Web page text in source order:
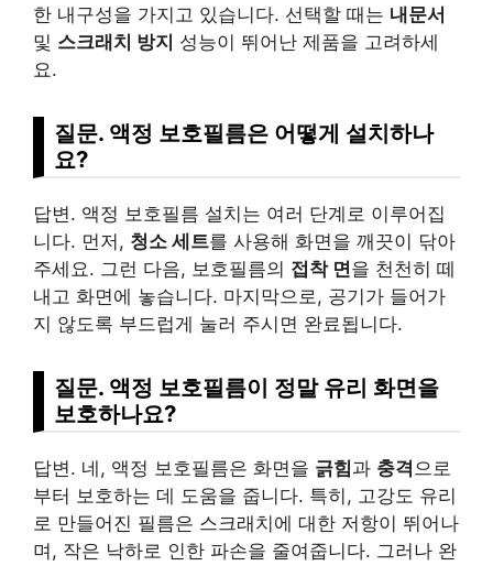
한 내구성을 가지고 있습니다. 선택할 때는 내문서
및 스크래치 방지 성능이 뛰어난 제품을 고려하세
요.
질문. 액정 보호필름은 어떻게 설치하나
요?
답변. 액정 보호필름 설치는 여러 단계로 이루어집
니다. 먼저, 청소 세트를 사용해 화면을 깨끗이 닦아
주세요. 그런 다음, 보호필름의 접착 면을 천천히 떼
내고 화면에 놓습니다. 마지막으로, 공기가 들어가
지 않도록 부드럽게 눌러 주시면 완료됩니다.
질문. 액정 보호필름이 정말 유리 화면을
보호하나요?
답변. 네, 액정 보호필름은 화면을 긁힘과 충격으로
부터 보호하는 데 도움을 줍니다. 특히, 고강도 유리
로 만들어진 필름은 스크래치에 대한 저항이 뛰어나
며, 작은 낙하로 인한 파손을 줄여줍니다. 그러나 완